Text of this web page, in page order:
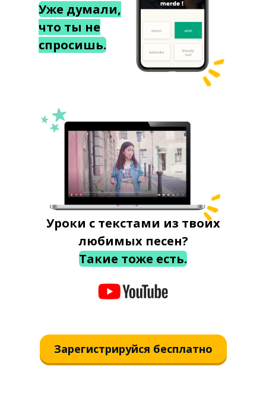
Уже думали,
что ты не
спросишь.
Уроки с текстами из твоих
любимых песен?
Такие тоже есть.
Зарегистрируйся бесплатно